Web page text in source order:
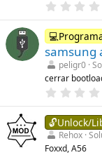
samsung
peligr0
cerrar
🔓Unlock/
Rehox
Foxxd, A56